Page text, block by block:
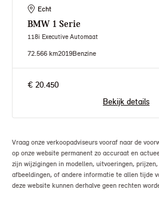
Echt
BMW 1 Serie
118i Executive Automaat
72.566 km2019Benzine
€ 20.450
Bekijk details
Vraag onze verkoopadviseurs vooraf naar de
op onze website permanent zo accuraat en
zijn wijzigingen in modellen, uitvoeringen,
afbeeldingen, of andere informatie te allen tijde
deze website kunnen derhalve geen rechten